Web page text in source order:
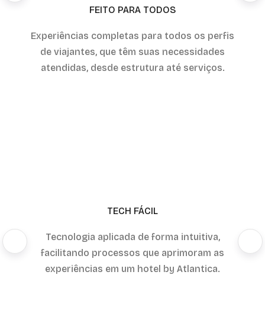
FEITO PARA TODOS
Experiências completas para todos os perfis
de viajantes, que têm suas necessidades
atendidas, desde estrutura até serviços.
TECH FÁCIL
Tecnologia aplicada de forma intuitiva,
facilitando processos que aprimoram as
experiências em um hotel by Atlantica.